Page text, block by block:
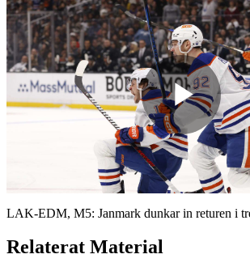
LAK-EDM, M5: Janmark dunkar in returen i
Relaterat Material